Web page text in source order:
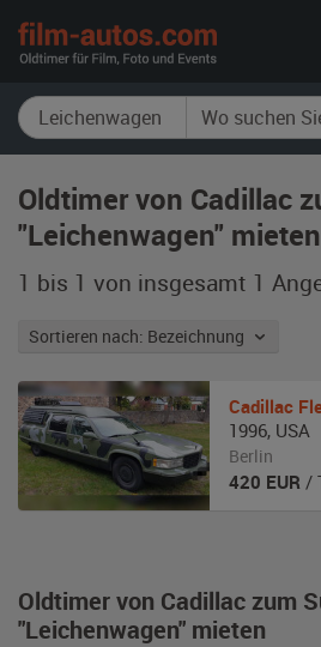
Oldtimer von Cadillac
"Leichenwagen" mieten
1 bis 1 von insgesamt 1
Sortieren nach: Bezeichnung
Oldtimer von Cadillac zum
"Leichenwagen" mieten
Cadillac
1996, USA
Berlin
420 EUR /